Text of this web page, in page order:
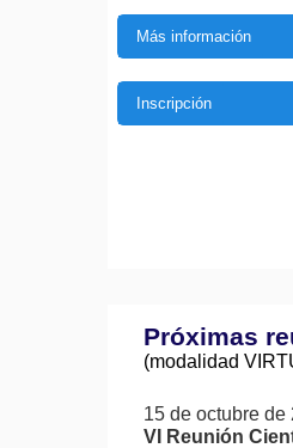
Más información
Inscripción
Próximas
(modalidad
15 de octubre de
VI Reunión